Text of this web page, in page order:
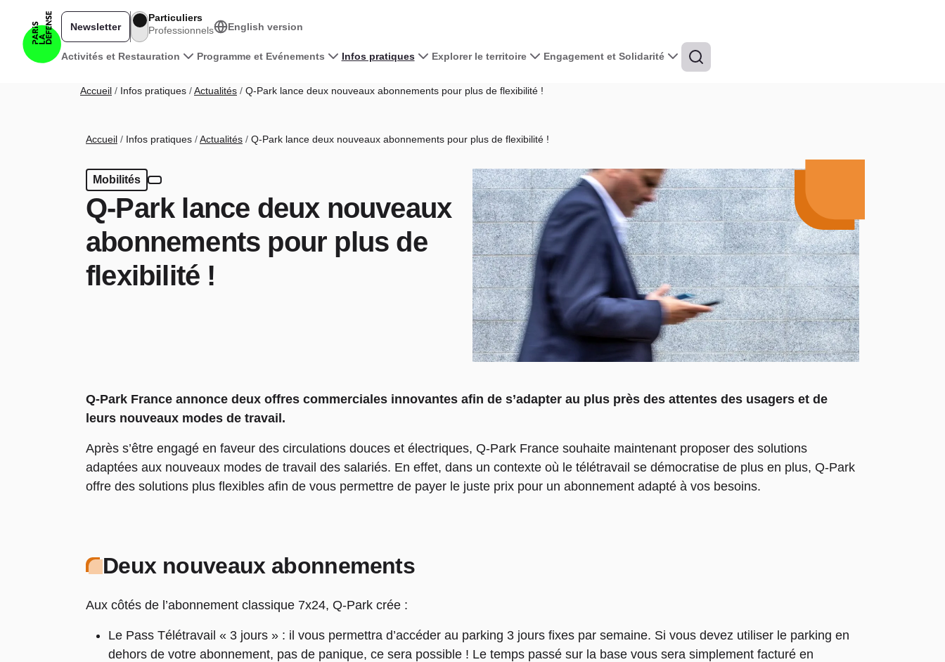
Navigation principale
Activités et Restauration Programme et Evénements Infos pratiques Explorer le territoire Engagement et Solidarité
Newsletter
Particuliers
Professionnels
English version
Fil d'Ariane
Accueil Infos pratiques Actualités Q-Park lance deux nouveaux abonnements pour plus de flexibilité !
Fil d'Ariane
Accueil Infos pratiques Actualités Q-Park lance deux nouveaux abonnements pour plus de flexibilité !
Mobilités
Q-Park lance deux nouveaux
abonnements pour plus de
flexibilité !
Q-Park France annonce deux offres commerciales innovantes afin de s’adapter au plus près des attentes des usagers et de
leurs nouveaux modes de travail.
Après s’être engagé en faveur des circulations douces et électriques, Q-Park France souhaite maintenant proposer des solutions
adaptées aux nouveaux modes de travail des salariés. En effet, dans un contexte où le télétravail se démocratise de plus en plus, Q-Park
offre des solutions plus flexibles afin de vous permettre de payer le juste prix pour un abonnement adapté à vos besoins.
Deux nouveaux abonnements
Aux côtés de l’abonnement classique 7x24, Q-Park crée :
Le Pass Télétravail « 3 jours » : il vous permettra d’accéder au parking 3 jours fixes par semaine. Si vous devez utiliser le parking en
dehors de votre abonnement, pas de panique, ce sera possible ! Le temps passé sur la base vous sera simplement facturé en